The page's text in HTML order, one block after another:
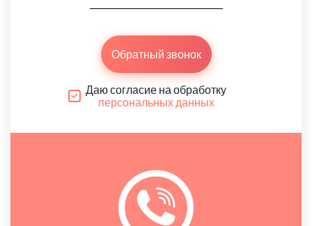
Обратный звонок
Даю согласие на обработку
персональных данных